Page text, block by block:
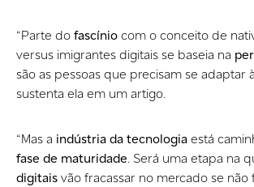
“Parte dofascíniocom o conceito de
versus imigrantes digitais se baseia na
são as pessoas que precisam se adaptar
sustenta ela em um artigo.
“Mas a indústria da tecnologiaestá
fase de maturidade. Será uma etapa na
digitaisvão fracassar no mercado se não